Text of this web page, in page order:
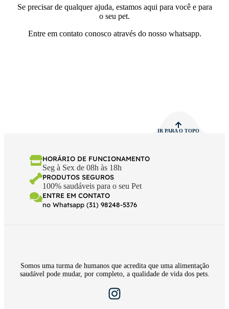
Se precisar de qualquer ajuda, estamos aqui para você e para
o seu pet.
Entre em contato conosco através do nosso whatsapp.
IR PARA O TOPO
HORÁRIO DE FUNCIONAMENTO
Seg à Sex de 08h às 18h
PRODUTOS SEGUROS
100% saudáveis para o seu Pet
ENTRE EM CONTATO
no Whatsapp (31) 98248-5376
Somos uma turma de humanos que acredita que uma alimentação
saudável pode mudar, por completo, a qualidade de vida dos pets.